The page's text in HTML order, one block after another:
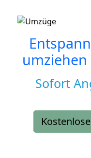
umziehen
Sofort